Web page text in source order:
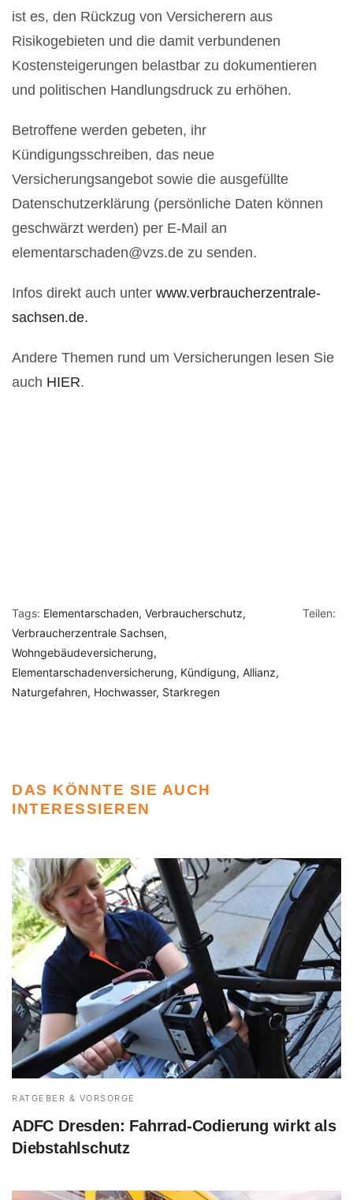
ist es, den Rückzug von Versicherern aus
Risikogebieten und die damit verbundenen
Kostensteigerungen belastbar zu dokumentieren
und politischen Handlungsdruck zu erhöhen.
Betroffene werden gebeten, ihr
Kündigungsschreiben, das neue
Versicherungsangebot sowie die ausgefüllte
Datenschutzerklärung (persönliche Daten können
geschwärzt werden) per E-Mail an
elementarschaden@vzs.de zu senden.
Infos direkt auch unter www.verbraucherzentrale-
sachsen.de.
Andere Themen rund um Versicherungen lesen Sie
auch HIER.
Tags: Elementarschaden Verbraucherschutz
Verbraucherzentrale Sachsen
Wohngebäudeversicherung
Elementarschadenversicherung Kündigung Allianz
Naturgefahren Hochwasser Starkregen
Teilen:
DAS KÖNNTE SIE AUCH
INTERESSIEREN
RATGEBER & VORSORGE
ADFC Dresden: Fahrrad-Codierung wirkt als
Diebstahlschutz